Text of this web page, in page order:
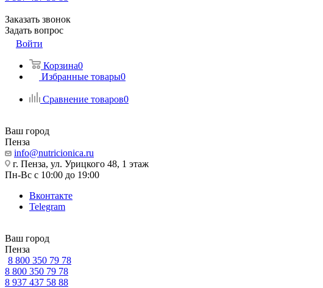
Заказать звонок
Задать вопрос
Войти
Корзина0
Избранные товары0
Сравнение товаров0
Ваш город
Пенза
info@nutricionica.ru
г. Пенза, ул. Урицкого 48, 1 этаж
Пн-Вс с 10:00 до 19:00
Вконтакте
Telegram
Ваш город
Пенза
8 800 350 79 78
8 800 350 79 78
8 937 437 58 88